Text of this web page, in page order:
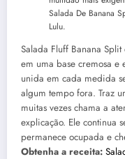
Salada De Banana
Lulu.
Salada Fluff Banana
em uma base cremosa e
unida em cada medida
algum tempo fora. Traz
muitas vezes chama a
explicação. Ele continua
permanece ocupada e
Obtenha a receita: